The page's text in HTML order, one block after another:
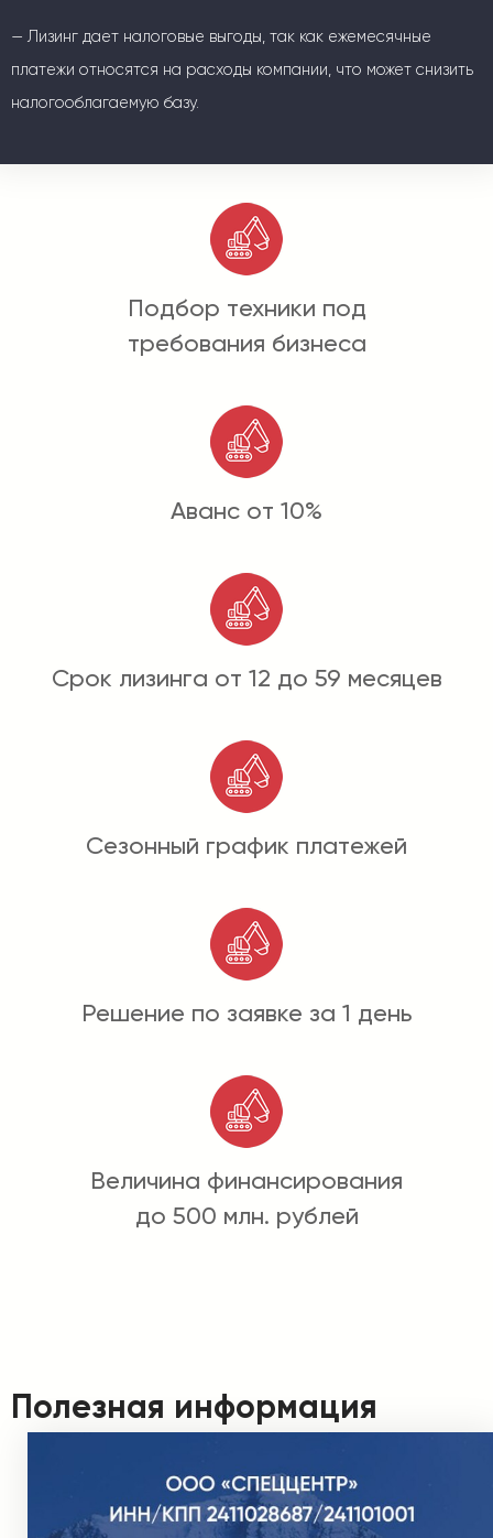
— Лизинг дает налоговые выгоды, так как ежемесячные
платежи относятся на расходы компании, что может снизить
налогооблагаемую базу.
Подбор техники под
требования бизнеса
Аванс от 10%
Срок лизинга от 12 до 59 месяцев
Сезонный график платежей
Решение по заявке за 1 день
Величина финансирования
до 500 млн. рублей
Полезная информация